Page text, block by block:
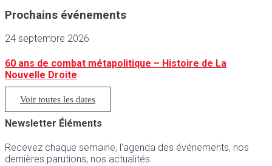
Prochains événements
24 septembre 2026
60 ans de combat métapolitique – Histoire de La
Nouvelle Droite
Voir toutes les dates
Newsletter Éléments
Recevez chaque semaine, l’agenda des événements, nos
dernières parutions, nos actualités.